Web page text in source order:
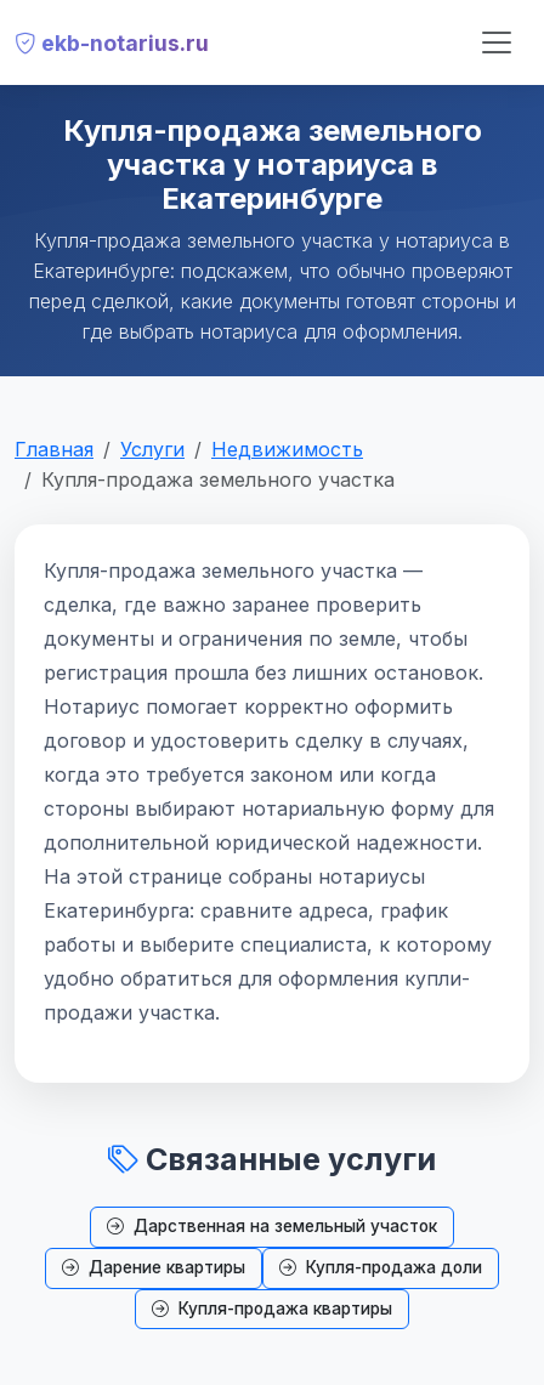
ekb-notarius.ru
Купля-продажа земельного
участка у нотариуса в
Екатеринбурге
Купля-продажа земельного участка у нотариуса в
Екатеринбурге: подскажем, что обычно проверяют
перед сделкой, какие документы готовят стороны и
где выбрать нотариуса для оформления.
Главная Услуги
Недвижимость
Купля-продажа земельного участка
Купля-продажа земельного участка —
сделка, где важно заранее проверить
документы и ограничения по земле, чтобы
регистрация прошла без лишних остановок.
Нотариус помогает корректно оформить
договор и удостоверить сделку в случаях,
когда это требуется законом или когда
стороны выбирают нотариальную форму для
дополнительной юридической надежности.
На этой странице собраны нотариусы
Екатеринбурга: сравните адреса, график
работы и выберите специалиста, к которому
удобно обратиться для оформления купли-
продажи участка.
Связанные услуги
Дарственная на земельный участок
Дарение квартиры Купля-продажа доли
Купля-продажа квартиры